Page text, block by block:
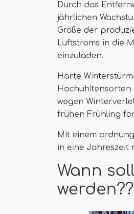
Durch das
jährlichen
Größe der
Luftstroms in die
einzuladen.
Harte
Hochuhltensorten
wegen
frühen Frühling
Mit einem
in eine Jahreszeit
Wann
werden??